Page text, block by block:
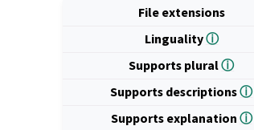
File extensions
Lingualityⓘ
Supports pluralⓘ
Supports descriptionsⓘ
Supports explanationⓘ